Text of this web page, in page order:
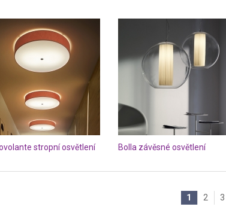
stropní osvětlení Bolla závěsné osvětlení
1 2 3